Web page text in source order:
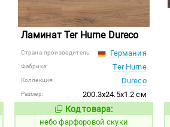
Ламинат Ter Hurne Dureco
Страна-производитель: Германия
Фабрика: Ter Hurne
Коллекция: Dureco
Размер:
200.3x24.5x1.2 см
Код товара:
1123344Код товара:
небо фарфоровой скуки